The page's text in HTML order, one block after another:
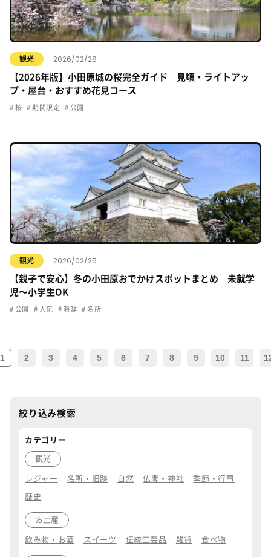
観光 2026/02/28
【2026年版】小田原城の桜完全ガイド｜見頃・ライトアッ
プ・屋台・おすすめ花見コース
桜 期間限定 公園
観光 2026/02/25
【親子で安心】冬の小田原おでかけスポットまとめ｜未就学
児〜小学生OK
公園 人気 海鮮 名所
1 2 3 4 5 6 7 8 9 10 11
絞り込み検索
カテゴリー
観光
レジャー 名所・旧跡 自然 仏閣・神社 季節・行事
歴史
お土産
飲み物・お酒 スイーツ 伝統工芸品 雑貨 食べ物